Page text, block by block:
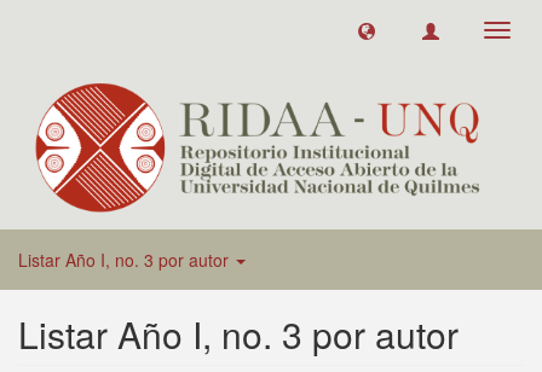
Listar Año I, no. 3 por autor
Listar Año I, no. 3 por autor